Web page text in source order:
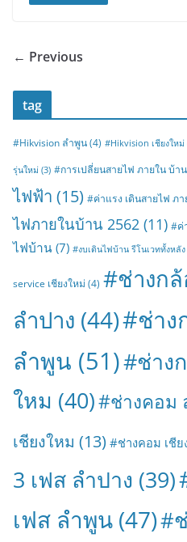
← Previous
tag
#Hikvision ลำพูน(4) #Hikvision เชียงใหม่
รุ่นใหม่ (3) #การเปลี่ยนสายไฟ ภายใน บ้าน
ไฟฟ้า (15) #ค่าแรง เดินสายไฟ ภ
ไฟภายในบ้าน 2562 (11) #ค่
ไฟบ้าน(7) #งบเดินไฟบ้าน รีโนเวททั้งหลัง
service เชียงใหม่ (4) #ช่างกล้
ลำปาง (44)#ช่าง
ลำพูน (51)#ช่าง
ใหม (40)#ช่างคอม
เชียงใหม (13) #ช่างคอม เชีย
3 เฟส ลำปาง (39)
เฟส ลำพูน (47)#